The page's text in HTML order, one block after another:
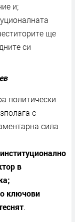
и;
ще
си
политически
с
сила
в
ключови
.